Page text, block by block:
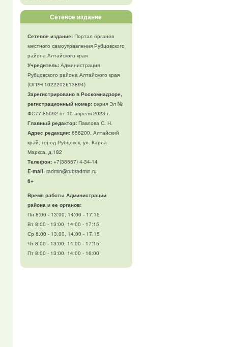
Сетевое издание
Сетевое издание:Портал органов
местного самоуправления Рубцовского
района Алтайского края
Учредитель:Администрация
Рубцовского района Алтайского края
(ОГРН 1022202613894)
Зарегистрировано в Роскомнадзоре,
регистрационный номер:серия Эл №
ФС77-85092 от 10 апреля 2023 г.
Главный редактор:Павлова С. Н.
Адрес редакции:658200, Алтайский
край, город Рубцовск, ул. Карла
Маркса, д.182
Телефон:+7(38557) 4-34-14
E-mail:radmin@rubradmin.ru
6+
Время работы Администрации
района и ее органов:
Пн 8:00 - 13:00, 14:00 - 17:15
Вт 8:00 - 13:00, 14:00 - 17:15
Ср 8:00 - 13:00, 14:00 - 17:15
Чт 8:00 - 13:00, 14:00 - 17:15
Пт 8:00 - 13:00, 14:00 - 16:00